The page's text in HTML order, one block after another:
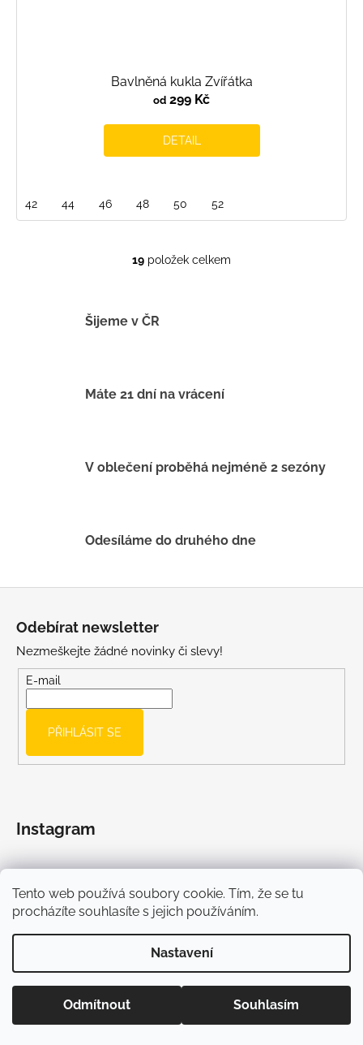
Tento web používá soubory cookie. Tím, že se tu
procházíte souhlasíte s jejich používáním.
Nastavení
Odmítnout Souhlasím
Bavlněná kukla Zvířátka
od 299 Kč
DETAIL
42 44 46 48 50 52
O
í
k
p
u
19 položek celkem
Šijeme v ČR
Máte 21 dní na vrácení
V oblečení proběhá nejméně 2 sezóny
Odesíláme do druhého dne
Odebírat newsletter
Nezmeškejte žádné novinky či slevy!
E-mail
PŘIHLÁSIT SE
Instagram